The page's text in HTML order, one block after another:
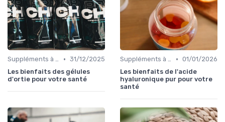
Suppléments à base de plantes • 31/12/2025
Les bienfaits des gélules
d'ortie pour votre santé
Suppléments à base de plantes • 01/01/2026
Les bienfaits de l'acide
hyaluronique pur pour votre
santé